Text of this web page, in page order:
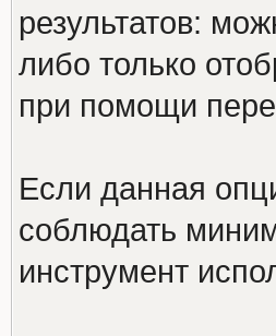
результатов:
либо только
при помощи
Если данная
соблюдать
инструмент